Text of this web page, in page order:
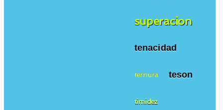
superacion
tenacidad
ternura teson
timidez